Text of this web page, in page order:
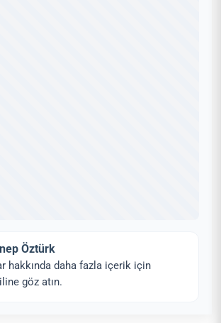
Öztürk
hakkında daha fazla içerik için
göz atın.